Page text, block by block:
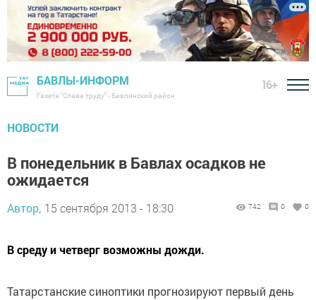
БАВЛЫ-ИНФОРМ
Газета "Слава труду" - Бавлинский район
16+
НОВОСТИ
В понедельник в Бавлах осадков не
ожидается
Автор, 15 сентября 2013 - 18:30 742 0 0
В среду и четверг возможны дожди.
Татарстанские синоптики прогнозируют первый день